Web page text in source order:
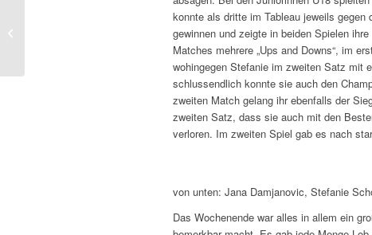
konnte als dritte im Tableau jeweils
gewinnen und zeigte in beiden Spielen
Matches mehrere „Ups and Downs“, im
wohingegen Stefanie im zweiten Satz mit
schlussendlich konnte sie auch den
zweiten Match gelang ihr ebenfalls der
zweiten Satz, dass sie auch mit den
verloren. Im zweiten Spiel gab es nach
von unten: Jana Damjanovic, Stefanie
Das Wochenende war alles in allem ein